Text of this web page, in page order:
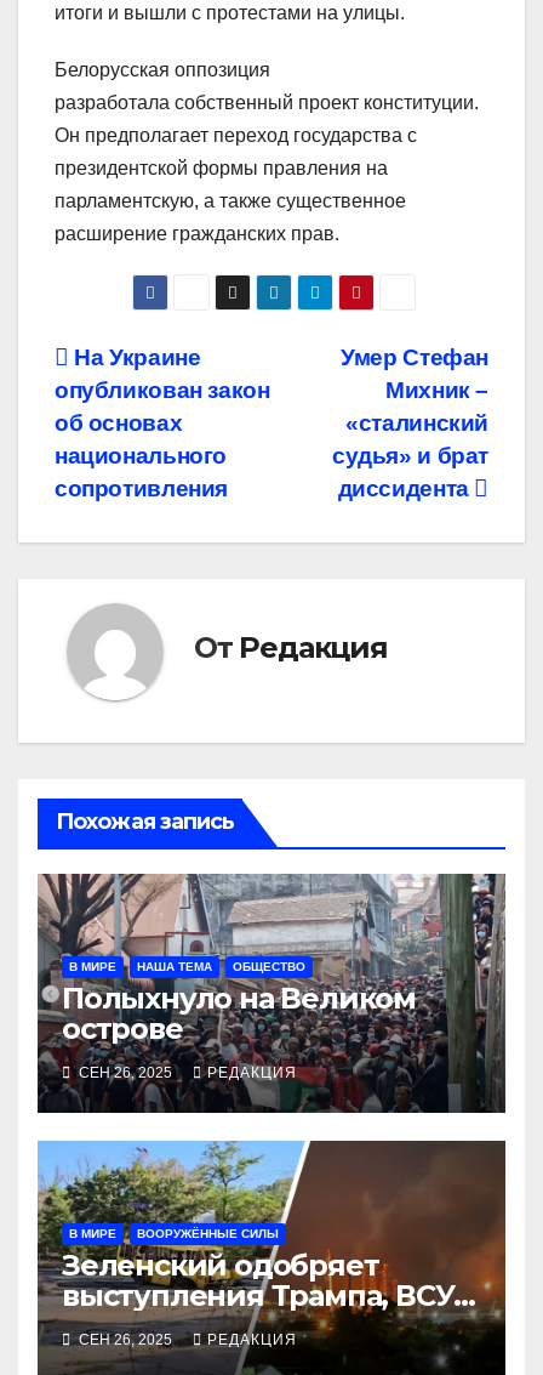
итоги и вышли с протестами на улицы.
Белорусская оппозиция
разработала собственный проект конституции.
Он предполагает переход государства с
президентской формы правления на
парламентскую, а также существенное
расширение гражданских прав.
Навигация
по
записям
Умер Стефан
Михник –
«сталинский
судья» и брат
диссидента
На Украине
опубликован закон
об основах
национального
сопротивления
От Редакция
Похожая запись
В МИРЕ НАША ТЕМА ОБЩЕСТВО
Полыхнуло на Великом
острове
СЕН 26, 2025 РЕДАКЦИЯ
В МИРЕ ВООРУЖЁННЫЕ СИЛЫ
Зеленский одобряет
выступления Трампа, ВСУ
закрыли Добропольский
рубеж
СЕН 26, 2025 РЕДАКЦИЯ